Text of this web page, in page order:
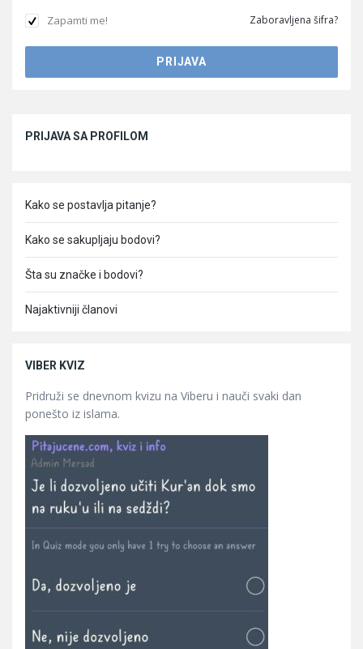
Zapamti me! Zaboravljena šifra?
PRIJAVA SA PROFILOM
Kako se postavlja pitanje?
Kako se sakupljaju bodovi?
Šta su značke i bodovi?
Najaktivniji članovi
VIBER KVIZ
Pridruži se dnevnom kvizu na Viberu i nauči svaki dan
ponešto iz islama.